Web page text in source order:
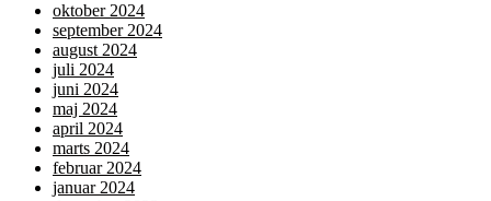
oktober 2024
september 2024
august 2024
juli 2024
juni 2024
maj 2024
april 2024
marts 2024
februar 2024
januar 2024